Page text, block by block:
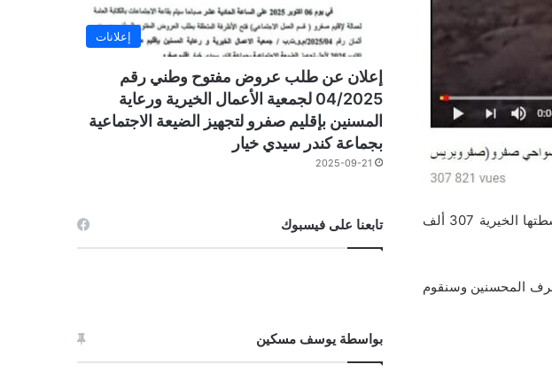
فاقت الحلقة الأولى من برنامج “دموع منسية” الذي أطلقته جريدة صفروبريس الإلكترونية في إطار أنشطتها الخيرية 307 ألف
طرف المحسنين وسنقوم
إعلانات
إعلان عن طلب عروض مفتوح وطني رقم
04/2025 لجمعية الأعمال الخيرية ورعاية
المسنين بإقليم صفرو لتجهيز الضيعة الاجتماعية
بجماعة كندر سيدي خيار
2025-09-21
تابعنا على فيسبوك
بواسطة يوسف مسكين